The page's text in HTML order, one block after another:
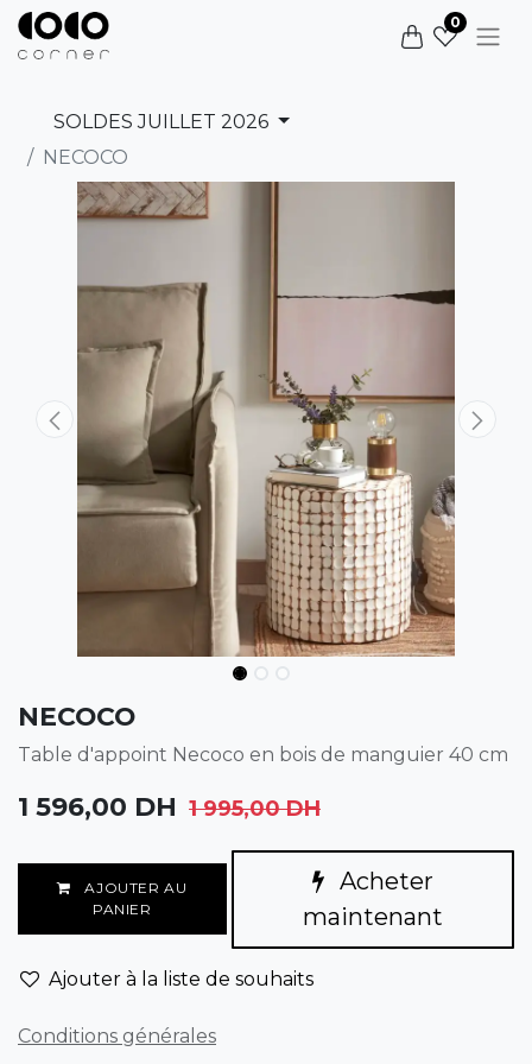
0
SOLDES JUILLET 2026
NECOCO
NECOCO
Table d'appoint Necoco en bois de manguier 40 cm
1 596,00 DH 1 995,00DH
AJOUTER AU
PANIER
Acheter
maintenant
Ajouter à la liste de souhaits
Conditions générales